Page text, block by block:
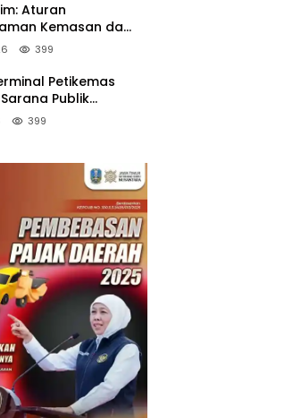
Aturan
Kemasan dan
Bahan Tambahan
399
Petikemas
Publik
1 Terminal Teluk
399